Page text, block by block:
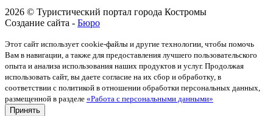
2026 © Туристический портал города Костромы
Создание сайта - Бюро
Этот сайт использует cookie-файлы и другие технологии, чтобы помочь
Вам в навигации, а также для предоставления лучшего пользовательского
опыта и анализа использования наших продуктов и услуг. Продолжая
использовать сайт, вы даете согласие на их сбор и обработку, в
соответствии с политикой в отношении обработки персональных данных,
размещенной в разделе «Работа с персональными данными»
Принять